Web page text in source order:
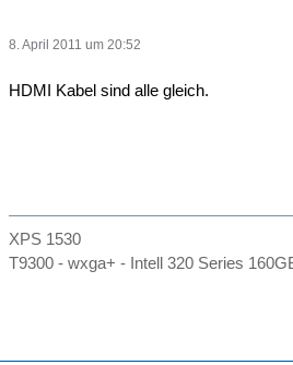
8. April 2011 um 20:52
HDMI Kabel sind alle gleich.
XPS 1530
T9300 - wxga+ - Intell 320 Series